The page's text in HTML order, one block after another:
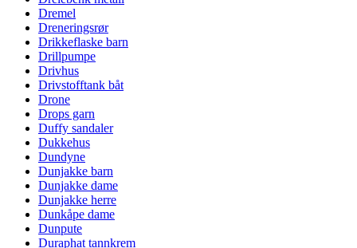
Dremel
Dreneringsrør
Drikkeflaske barn
Drillpumpe
Drivhus
Drivstofftank båt
Drone
Drops garn
Duffy sandaler
Dukkehus
Dundyne
Dunjakke barn
Dunjakke dame
Dunjakke herre
Dunkåpe dame
Dunpute
Duraphat tannkrem